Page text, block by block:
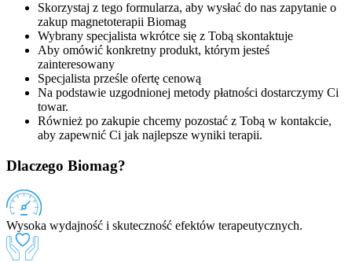
Skorzystaj z tego formularza, aby wysłać do nas zapytanie o
zakup magnetoterapii Biomag
Wybrany specjalista wkrótce się z Tobą skontaktuje
Aby omówić konkretny produkt, którym jesteś
zainteresowany
Specjalista prześle ofertę cenową
Na podstawie uzgodnionej metody płatności dostarczymy Ci
towar.
Również po zakupie chcemy pozostać z Tobą w kontakcie,
aby zapewnić Ci jak najlepsze wyniki terapii.
Dlaczego Biomag?
Wysoka wydajność i skuteczność efektów terapeutycznych.